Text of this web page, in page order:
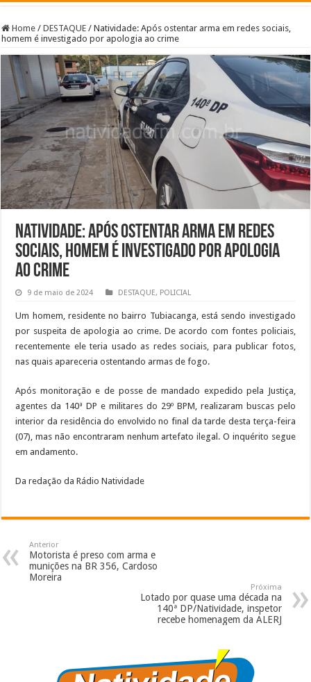
Home / DESTAQUE / Natividade: Após ostentar arma em redes sociais,
homem é investigado por apologia ao crime
Natividade: Após ostentar arma em redes
sociais, homem é investigado por apologia
ao crime
9 de maio de 2024 DESTAQUE, POLICIAL
Um homem, residente no bairro Tubiacanga, está sendo investigado
por suspeita de apologia ao crime. De acordo com fontes policiais,
recentemente ele teria usado as redes sociais, para publicar fotos,
nas quais apareceria ostentando armas de fogo.
Após monitoração e de posse de mandado expedido pela Justiça,
agentes da 140ª DP e militares do 29º BPM, realizaram buscas pelo
interior da residência do envolvido no final da tarde desta terça-feira
(07), mas não encontraram nenhum artefato ilegal. O inquérito segue
em andamento.
Da redação da Rádio Natividade
Anterior
Motorista é preso com arma e
munições na BR 356, Cardoso
Moreira
Próxima
Lotado por quase uma década na
140ª DP/Natividade, inspetor
recebe homenagem da ALERJ